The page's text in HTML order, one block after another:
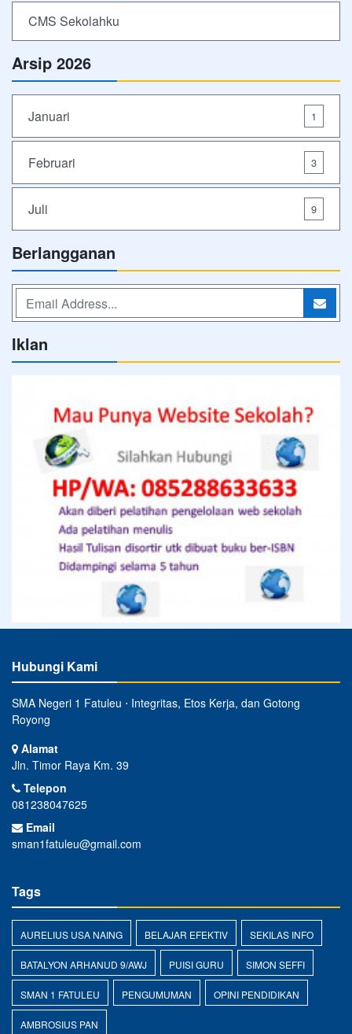
CMS Sekolahku
Arsip 2026
Januari 1
Februari 3
Juli 9
Berlangganan
Iklan
Hubungi Kami
SMA Negeri 1 Fatuleu ⋅ Integritas, Etos Kerja, dan Gotong
Royong
Alamat
Jln. Timor Raya Km. 39
Telepon
081238047625
Email
sman1fatuleu@gmail.com
Tags
AURELIUS USA NAING BELAJAR EFEKTIV SEKILAS INFO
BATALYON ARHANUD 9/AWJ PUISI GURU SIMON SEFFI
SMAN 1 FATULEU PENGUMUMAN OPINI PENDIDIKAN
AMBROSIUS PAN